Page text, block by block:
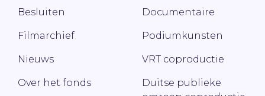
Besluiten
Filmarchief
Nieuws
Over het fonds
Documentaire
Podiumkunsten
VRT coproductie
Duitse publieke